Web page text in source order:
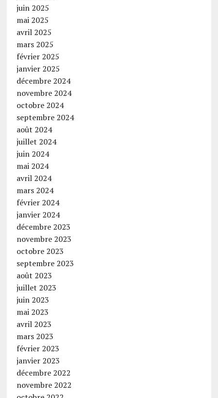
juin 2025
mai 2025
avril 2025
mars 2025
février 2025
janvier 2025
décembre 2024
novembre 2024
octobre 2024
septembre 2024
août 2024
juillet 2024
juin 2024
mai 2024
avril 2024
mars 2024
février 2024
janvier 2024
décembre 2023
novembre 2023
octobre 2023
septembre 2023
août 2023
juillet 2023
juin 2023
mai 2023
avril 2023
mars 2023
février 2023
janvier 2023
décembre 2022
novembre 2022